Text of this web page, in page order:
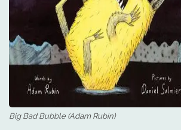
Big Bad Bubble (Adam Rubin)